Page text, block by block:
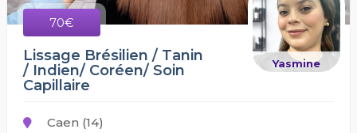
70€
Yasmine
Lissage Brésilien / Tanin
/ Indien/ Coréen/ Soin
Capillaire
Caen (14)